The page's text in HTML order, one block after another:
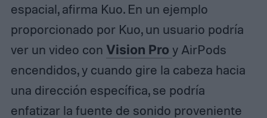
espacial, afirma Kuo. En un ejemplo
proporcionado por Kuo, un usuario podría
ver un video con Vision Pro y AirPods
encendidos, y cuando gire la cabeza hacia
una dirección específica, se podría
enfatizar la fuente de sonido proveniente